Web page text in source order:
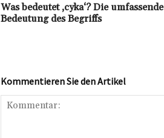
Was bedeutet ‚cyka‘? Die umfassende
Bedeutung des Begriffs
Kommentieren Sie den Artikel